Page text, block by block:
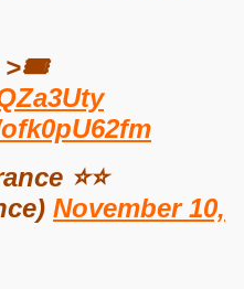
>🎟️
⭐⭐
November 10,